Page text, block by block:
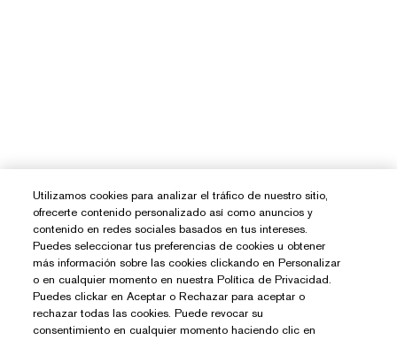
¿Necesitas Ayuda?
Utilizamos cookies para analizar el tráfico de nuestro sitio,
ofrecerte contenido personalizado así como anuncios y
contenido en redes sociales basados en tus intereses.
Puedes seleccionar tus preferencias de cookies u obtener
más información sobre las cookies clickando en Personalizar
o en cualquier momento en nuestra Política de Privacidad.
Puedes clickar en Aceptar o Rechazar para aceptar o
rechazar todas las cookies. Puede revocar su
consentimiento en cualquier momento haciendo clic en